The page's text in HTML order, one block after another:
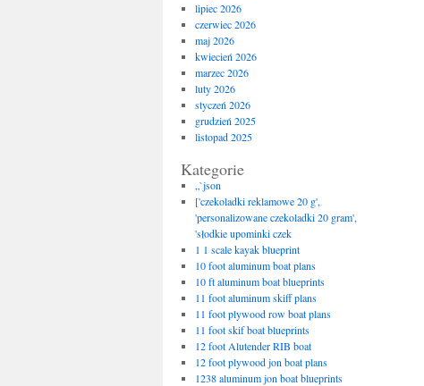
lipiec 2026
czerwiec 2026
maj 2026
kwiecień 2026
marzec 2026
luty 2026
styczeń 2026
grudzień 2025
listopad 2025
Kategorie
„`json
['czekoladki reklamowe 20 g',
'personalizowane czekoladki 20 gram',
'słodkie upominki czek
1 1 scale kayak blueprint
10 foot aluminum boat plans
10 ft aluminum boat blueprints
11 foot aluminum skiff plans
11 foot plywood row boat plans
11 foot skif boat blueprints
12 foot Alutender RIB boat
12 foot plywood jon boat plans
1238 aluminum jon boat blueprints